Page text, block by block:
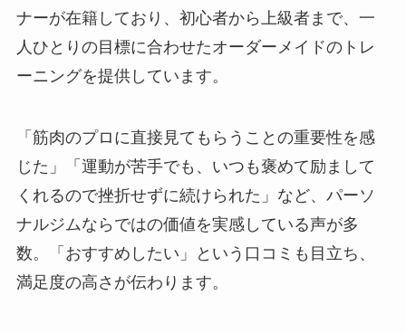
ナーが在籍しており、初心者から上級者まで、一
人ひとりの目標に合わせたオーダーメイドのトレ
ーニングを提供しています。
「筋肉のプロに直接見てもらうことの重要性を感
じた」「運動が苦手でも、いつも褒めて励まして
くれるので挫折せずに続けられた」など、パーソ
ナルジムならではの価値を実感している声が多
数。「おすすめしたい」という口コミも目立ち、
満足度の高さが伝わります。